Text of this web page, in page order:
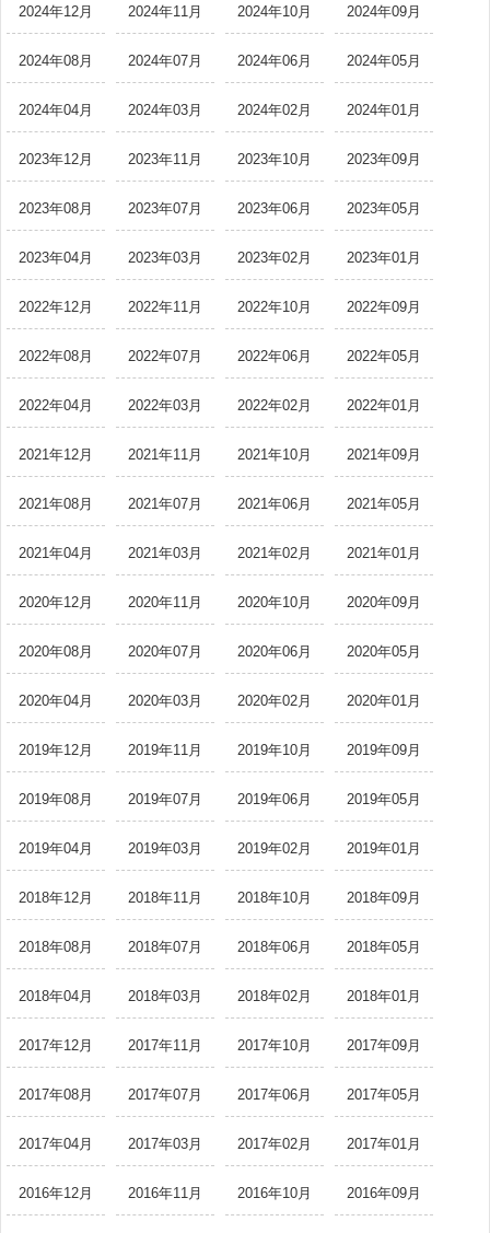
2024年12月 2024年11月 2024年10月 2024年09月
2024年08月 2024年07月 2024年06月 2024年05月
2024年04月 2024年03月 2024年02月 2024年01月
2023年12月 2023年11月 2023年10月 2023年09月
2023年08月 2023年07月 2023年06月 2023年05月
2023年04月 2023年03月 2023年02月 2023年01月
2022年12月 2022年11月 2022年10月 2022年09月
2022年08月 2022年07月 2022年06月 2022年05月
2022年04月 2022年03月 2022年02月 2022年01月
2021年12月 2021年11月 2021年10月 2021年09月
2021年08月 2021年07月 2021年06月 2021年05月
2021年04月 2021年03月 2021年02月 2021年01月
2020年12月 2020年11月 2020年10月 2020年09月
2020年08月 2020年07月 2020年06月 2020年05月
2020年04月 2020年03月 2020年02月 2020年01月
2019年12月 2019年11月 2019年10月 2019年09月
2019年08月 2019年07月 2019年06月 2019年05月
2019年04月 2019年03月 2019年02月 2019年01月
2018年12月 2018年11月 2018年10月 2018年09月
2018年08月 2018年07月 2018年06月 2018年05月
2018年04月 2018年03月 2018年02月 2018年01月
2017年12月 2017年11月 2017年10月 2017年09月
2017年08月 2017年07月 2017年06月 2017年05月
2017年04月 2017年03月 2017年02月 2017年01月
2016年12月 2016年11月 2016年10月 2016年09月